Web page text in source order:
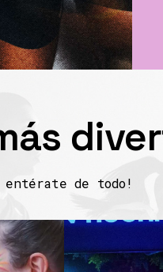
entérate de todo!